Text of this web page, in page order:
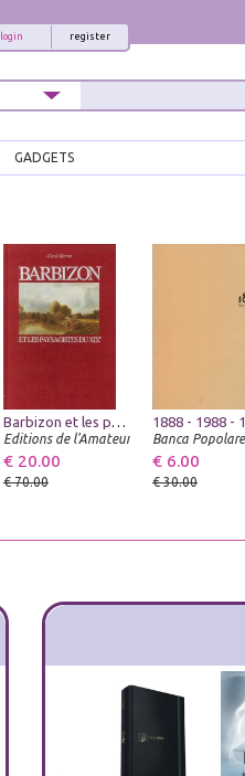
register
login
GADGETS
Barbizon et les paysagistes du XIX
Editions de l'Amateur
€ 20.00
€ 70.00
€ 6.00
€ 30.00